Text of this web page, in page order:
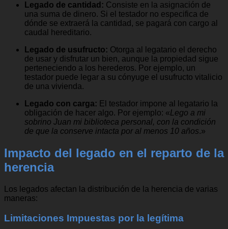
Legado de cantidad: Consiste en la asignación de
una suma de dinero. Si el testador no especifica de
dónde se extraerá la cantidad, se pagará con cargo al
caudal hereditario.
Legado de usufructo: Otorga al legatario el derecho
de usar y disfrutar un bien, aunque la propiedad sigue
perteneciendo a los herederos. Por ejemplo, un
testador puede legar a su cónyuge el usufructo vitalicio
de una vivienda.
Legado con carga: El testador impone al legatario la
obligación de hacer algo. Por ejemplo: «Lego a mi
sobrino Juan mi biblioteca personal, con la condición
de que la conserve intacta por al menos 10 años.»
Impacto del legado en el reparto de la
herencia
Los legados afectan la distribución de la herencia de varias
maneras:
Limitaciones Impuestas por la legítima